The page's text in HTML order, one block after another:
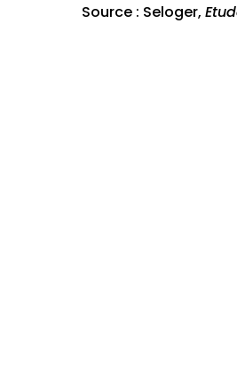
Source : Seloger,